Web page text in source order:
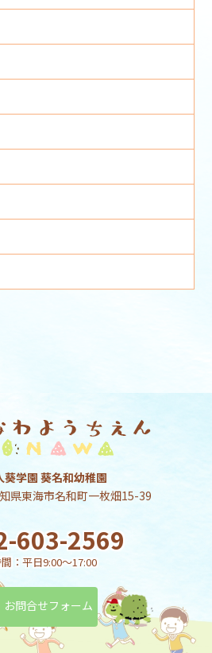
葵学園 葵名和幼稚園
県東海市名和町一枚畑15-39
603-2569
：平日9:00～17:00
お問合せフォーム